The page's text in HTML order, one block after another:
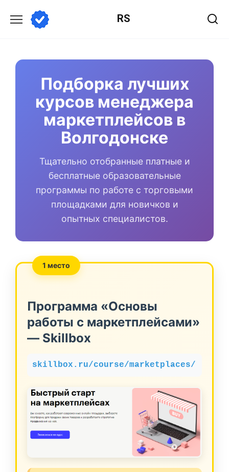
содержанию
RS
Подборка лучших
курсов менеджера
маркетплейсов в
Волгодонске
Тщательно отобранные платные и
бесплатные образовательные
программы по работе с торговыми
площадками для новичков и
опытных специалистов.
1 место
Программа «Основы
работы с маркетплейсами»
— Skillbox
skillbox.ru/course/marketplaces/